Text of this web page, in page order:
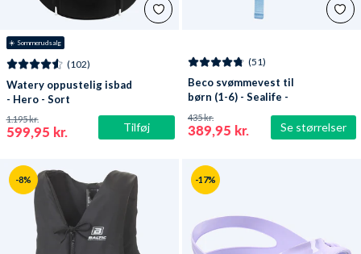
☀️ Sommerudsalg
Tilføj
(102)
Watery oppustelig isbad
- Hero - Sort
599,95 kr.
1.195 kr.
Se størrelser
(51)
Beco svømmevest til
børn (1-6) - Sealife -
Lyseblå/grøn
389,95 kr.
435 kr.
-8% -17%